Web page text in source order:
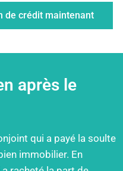
de crédit maintenant
après le
qui a payé la soulte
immobilier. En